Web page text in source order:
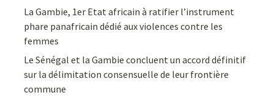
La Gambie, 1er Etat africain à ratifier l’instrument
phare panafricain dédié aux violences contre les
femmes
Le Sénégal et la Gambie concluent un accord définitif
sur la délimitation consensuelle de leur frontière
commune